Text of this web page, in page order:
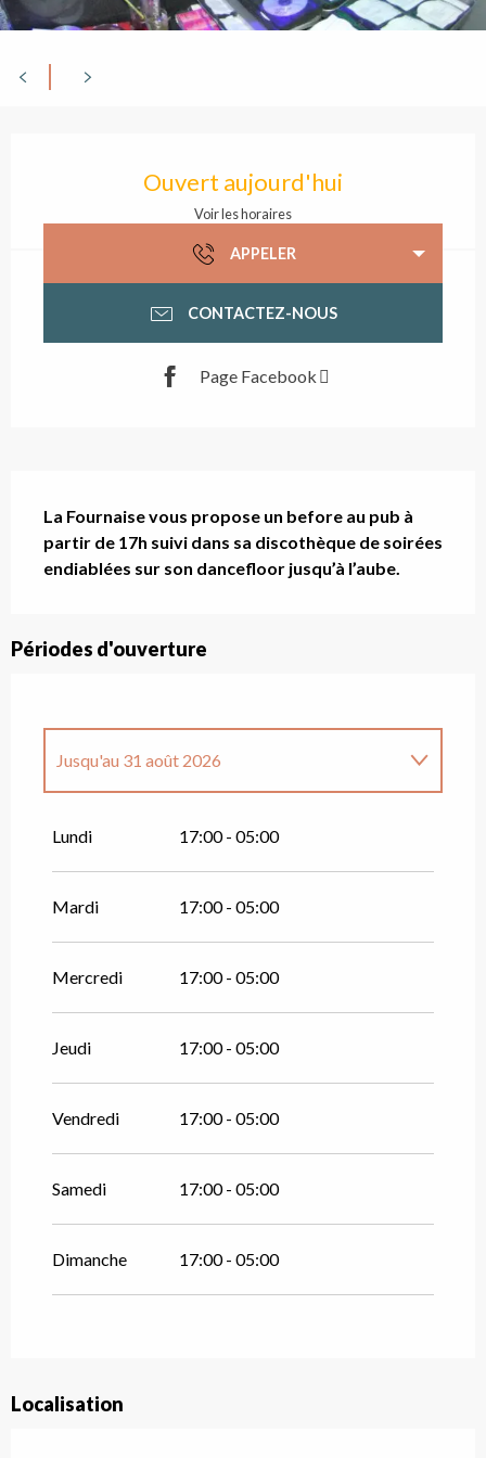
Ouverture et
Ouvert aujourd'hui
Voir les horaires
APPELER
CONTACTEZ-NOUS
Page Facebook
Description
La Fournaise vous propose un before au pub à
partir de 17h suivi dans sa discothèque de soirées
endiablées sur son dancefloor jusqu’à l’aube.
Périodes d'ouverture
Jusqu'au 31 août 2026
Lundi 17:00 - 05:00
Mardi 17:00 - 05:00
Mercredi 17:00 - 05:00
Jeudi 17:00 - 05:00
Vendredi 17:00 - 05:00
Samedi 17:00 - 05:00
Dimanche 17:00 - 05:00
Localisation